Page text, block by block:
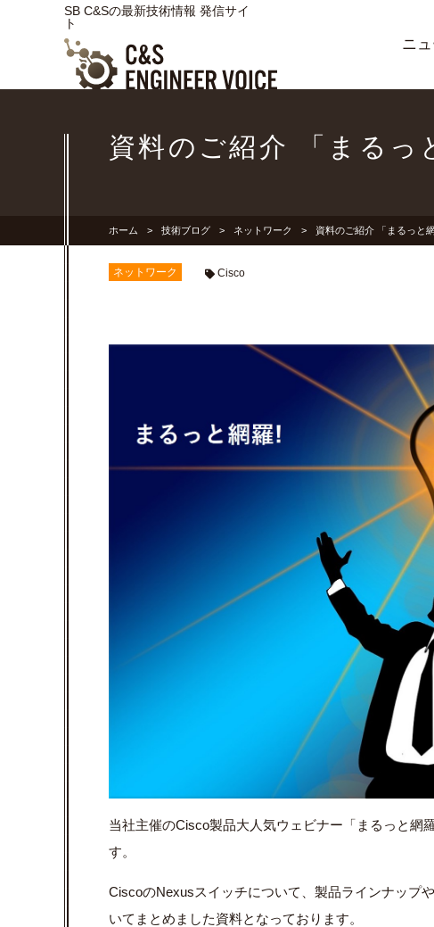
SB C&Sの最新技術情報 発信サイ
ト
ニ
資料のご紹介 「まるっ
ホーム 技術ブログ ネットワーク 資料のご紹介 「まるっと
ネットワーク Cisco
当社主催のCisco製品大人気ウェビナー「まるっと網
す。
CiscoのNexusスイッチについて、製品ラインナップ
いてまとめました資料となっております。